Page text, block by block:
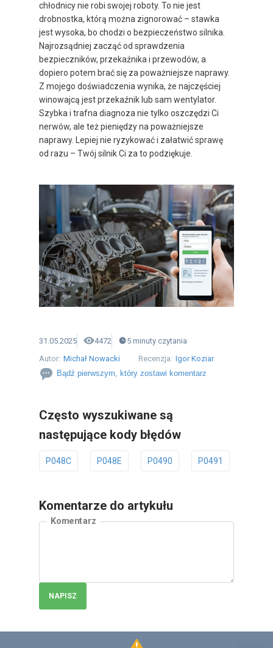
chłodnicy nie robi swojej roboty. To nie jest
drobnostka, którą można zignorować – stawka
jest wysoka, bo chodzi o bezpieczeństwo silnika.
Najrozsądniej zacząć od sprawdzenia
bezpieczników, przekaźnika i przewodów, a
dopiero potem brać się za poważniejsze naprawy.
Z mojego doświadczenia wynika, że najczęściej
winowajcą jest przekaźnik lub sam wentylator.
Szybka i trafna diagnoza nie tylko oszczędzi Ci
nerwów, ale też pieniędzy na poważniejsze
naprawy. Lepiej nie ryzykować i załatwić sprawę
od razu – Twój silnik Ci za to podziękuje.
31.05.2025 4472 5 minuty czytania
Autor: Michał Nowacki Recenzja: Igor Koziar
Bądź pierwszym, który zostawi komentarz
Często wyszukiwane są
następujące kody błędów
P048C P048E P0490 P0491
Komentarze do artykułu
Komentarz
NAPISZ